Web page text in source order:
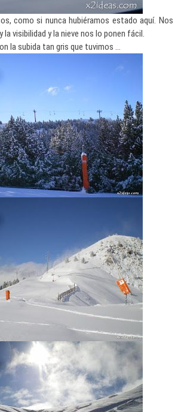
como si nunca hubiéramos estado aquí. Nos
la visibilidad y la nieve nos lo ponen fácil.
la subida tan gris que tuvimos …